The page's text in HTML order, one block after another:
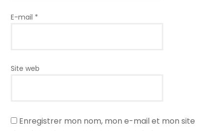
E-mail *
Site web
Enregistrer mon nom, mon e-mail et mon site